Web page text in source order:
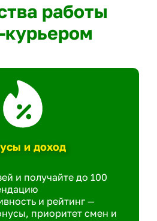
работы
и доход
и получайте до 100
и рейтинг —
приоритет смен и